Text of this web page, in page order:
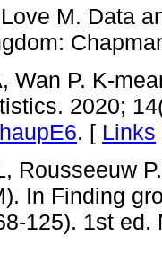
M. Data
Wan P. K-
2020;
. [ Links
Rousseeuw
In Finding
125). 1st